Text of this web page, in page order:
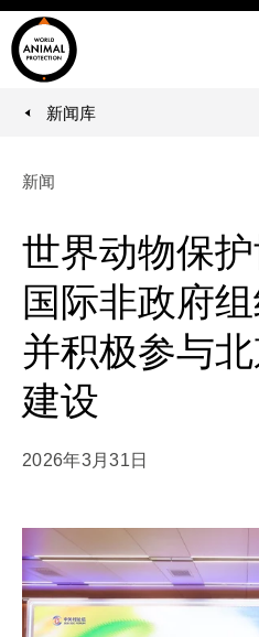
界
物
You are here:
新闻库
世界动物保
国际非政府
并积极参与
建设
新闻
2026年3月31日